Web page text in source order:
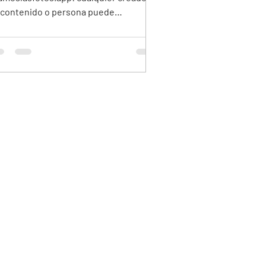
o persona puede
$20.000-$80.000 ARS (o USD 20-80
de Argentina) según plan y cupones